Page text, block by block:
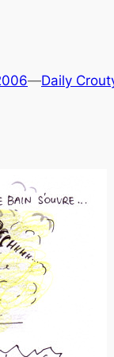
—Daily